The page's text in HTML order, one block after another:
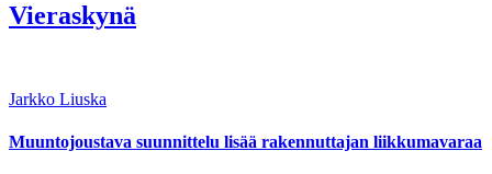
Vieraskynä
Jarkko Liuska
Muuntojoustava suunnittelu lisää rakennuttajan liikkumavaraa